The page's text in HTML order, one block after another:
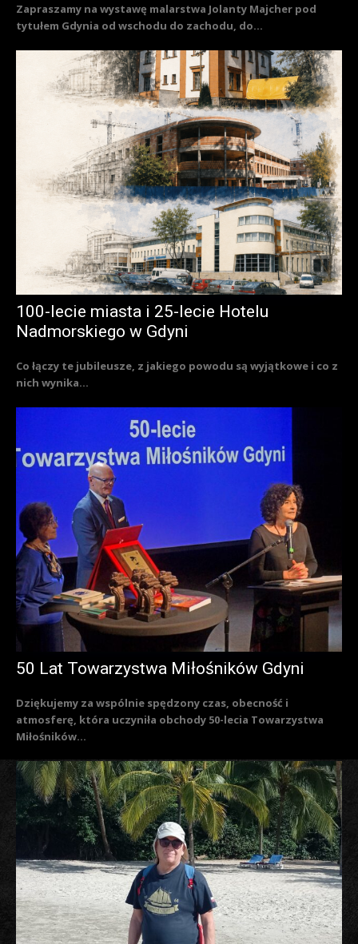
Zapraszamy na wystawę malarstwa Jolanty Majcher pod
tytułem Gdynia od wschodu do zachodu, do...
100-lecie miasta i 25-lecie Hotelu
Nadmorskiego w Gdyni
Co łączy te jubileusze, z jakiego powodu są wyjątkowe i co z
nich wynika...
50 Lat Towarzystwa Miłośników Gdyni
Dziękujemy za wspólnie spędzony czas, obecność i
atmosferę, która uczyniła obchody 50-lecia Towarzystwa
Miłośników...